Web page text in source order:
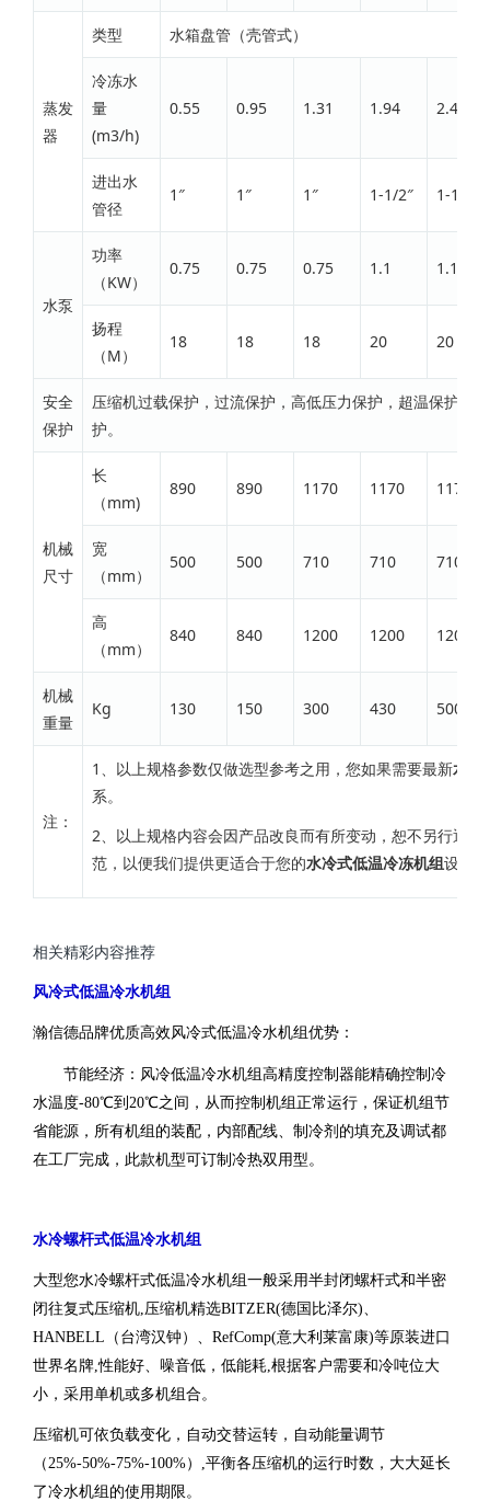
蒸发
器
类型 水箱盘管（壳管式）
冷冻水
量
(m3/h)
0.55 0.95 1.31 1.94 2.41
进出水
管径
1″ 1″ 1″ 1-1/2″ 1-1/2″
水泵
功率
（KW）
0.75 0.75 0.75 1.1 1.1
扬程
（M）
18 18 18 20 20
安全
保护
压缩机过载保护，过流保护，高低压力保护，超温保护，
护。
机械
尺寸
长
（mm)
890 890 1170 1170 1170
宽
（mm）
500 500 710 710 710
高
（mm）
840 840 1200 1200 1200
机械
重量
Kg 130 150 300 430 500
注：
1、以上规格参数仅做选型参考之用，您如果需要最新水冷
系。
2、以上规格内容会因产品改良而有所变动，恕不另行通
范，以便我们提供更适合于您的水冷式低温冷冻机组设备。
相关精彩内容推荐
风冷式低温冷水机组
瀚信德品牌优质高效风冷式低温冷水机组优势：
节能经济：风冷低温冷水机组高精度控制器能精确控制冷
水温度-80℃到20℃之间，从而控制机组正常运行，保证机组节
省能源，所有机组的装配，内部配线、制冷剂的填充及调试都
在工厂完成，此款机型可订制冷热双用型。
水冷螺杆式低温冷水机组
大型您水冷螺杆式低温冷水机组一般采用半封闭螺杆式和半密
闭往复式压缩机,压缩机精选BITZER(德国比泽尔)、
HANBELL（台湾汉钟）、RefComp(意大利莱富康)等原装进口
世界名牌,性能好、噪音低，低能耗,根据客户需要和冷吨位大
小，采用单机或多机组合。
压缩机可依负载变化，自动交替运转，自动能量调节
（25%-50%-75%-100%）,平衡各压缩机的运行时数，大大延长
了冷水机组的使用期限。